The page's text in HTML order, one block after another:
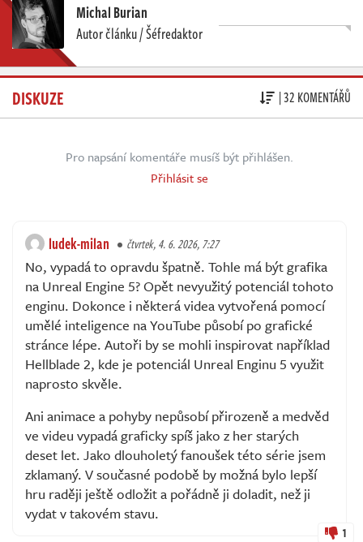
Michal Burian
Autor článku / Šéfredaktor
DISKUZE | 32 KOMENTÁŘŮ
Pro napsání komentáře musíš být přihlášen.
Přihlásit se
ludek-milan čtvrtek, 4. 6. 2026, 7:27
No, vypadá to opravdu špatně. Tohle má být grafika
na Unreal Engine 5? Opět nevyužitý potenciál tohoto
enginu. Dokonce i některá videa vytvořená pomocí
umělé inteligence na YouTube působí po grafické
stránce lépe. Autoři by se mohli inspirovat například
Hellblade 2, kde je potenciál Unreal Enginu 5 využit
naprosto skvěle.
Ani animace a pohyby nepůsobí přirozeně a medvěd
ve videu vypadá graficky spíš jako z her starých
deset let. Jako dlouholetý fanoušek této série jsem
zklamaný. V současné podobě by možná bylo lepší
hru raději ještě odložit a pořádně ji doladit, než ji
vydat v takovém stavu.
1